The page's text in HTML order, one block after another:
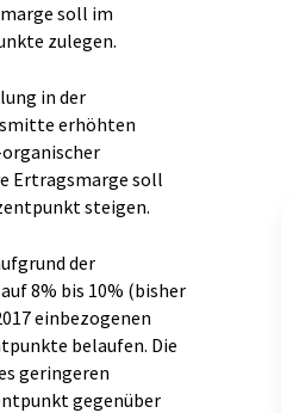
soll im
zulegen.
in der
erhöhten
Ertragsmarge soll
steigen.
der
8% bis 10% (bisher
einbezogenen
belaufen. Die
geringeren
gegenüber